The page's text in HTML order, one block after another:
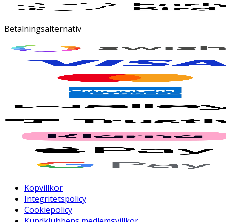
Betalningsalternativ
Köpvillkor
Integritetspolicy
Cookiepolicy